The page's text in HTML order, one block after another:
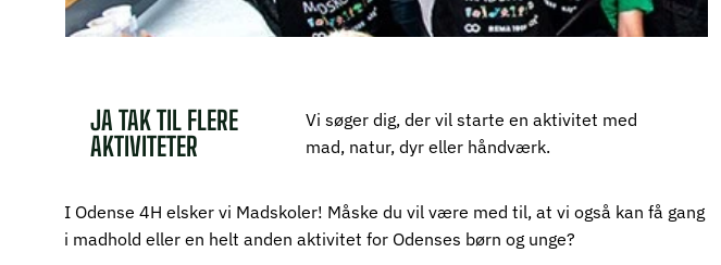
JA TAK TIL FLERE
AKTIVITETER
Vi søger dig, der vil starte en aktivitet med
mad, natur, dyr eller håndværk.
I Odense 4H elsker vi Madskoler! Måske du vil være med til, at vi også kan få gang
i madhold eller en helt anden aktivitet for Odenses børn og unge?